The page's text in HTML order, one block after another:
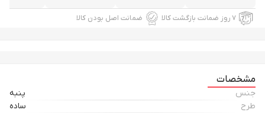
۷ روز ضمانت بازگشت کالا ضمانت اصل بودن کالا
مشخصات
جنس
پنبه
طرح
ساده